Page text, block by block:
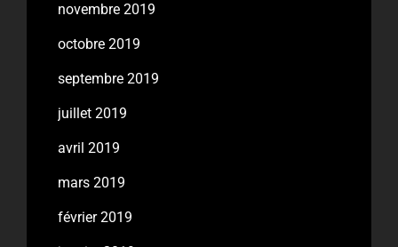
novembre 2019
octobre 2019
septembre 2019
juillet 2019
avril 2019
mars 2019
février 2019